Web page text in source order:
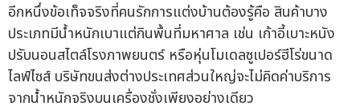
อีกหนึ่งข้อเท็จจริงที่คนรักการแต่งบ้านต้องรู้คือ สินค้าบาง
ประเภทมีน้ำหนักเบาแต่กินพื้นที่มหาศาล เช่น เก้าอี้เบาะหนัง
ปรับนอนสไตล์โรงภาพยนตร์ หรือหุ่นโมเดลซูเปอร์ฮีโร่ขนาด
ไลฟ์ไซส์ บริษัทขนส่งต่างประเทศส่วนใหญ่จะไม่คิดค่าบริการ
จากน้ำหนักจริงบนเครื่องชั่งเพียงอย่างเดียว